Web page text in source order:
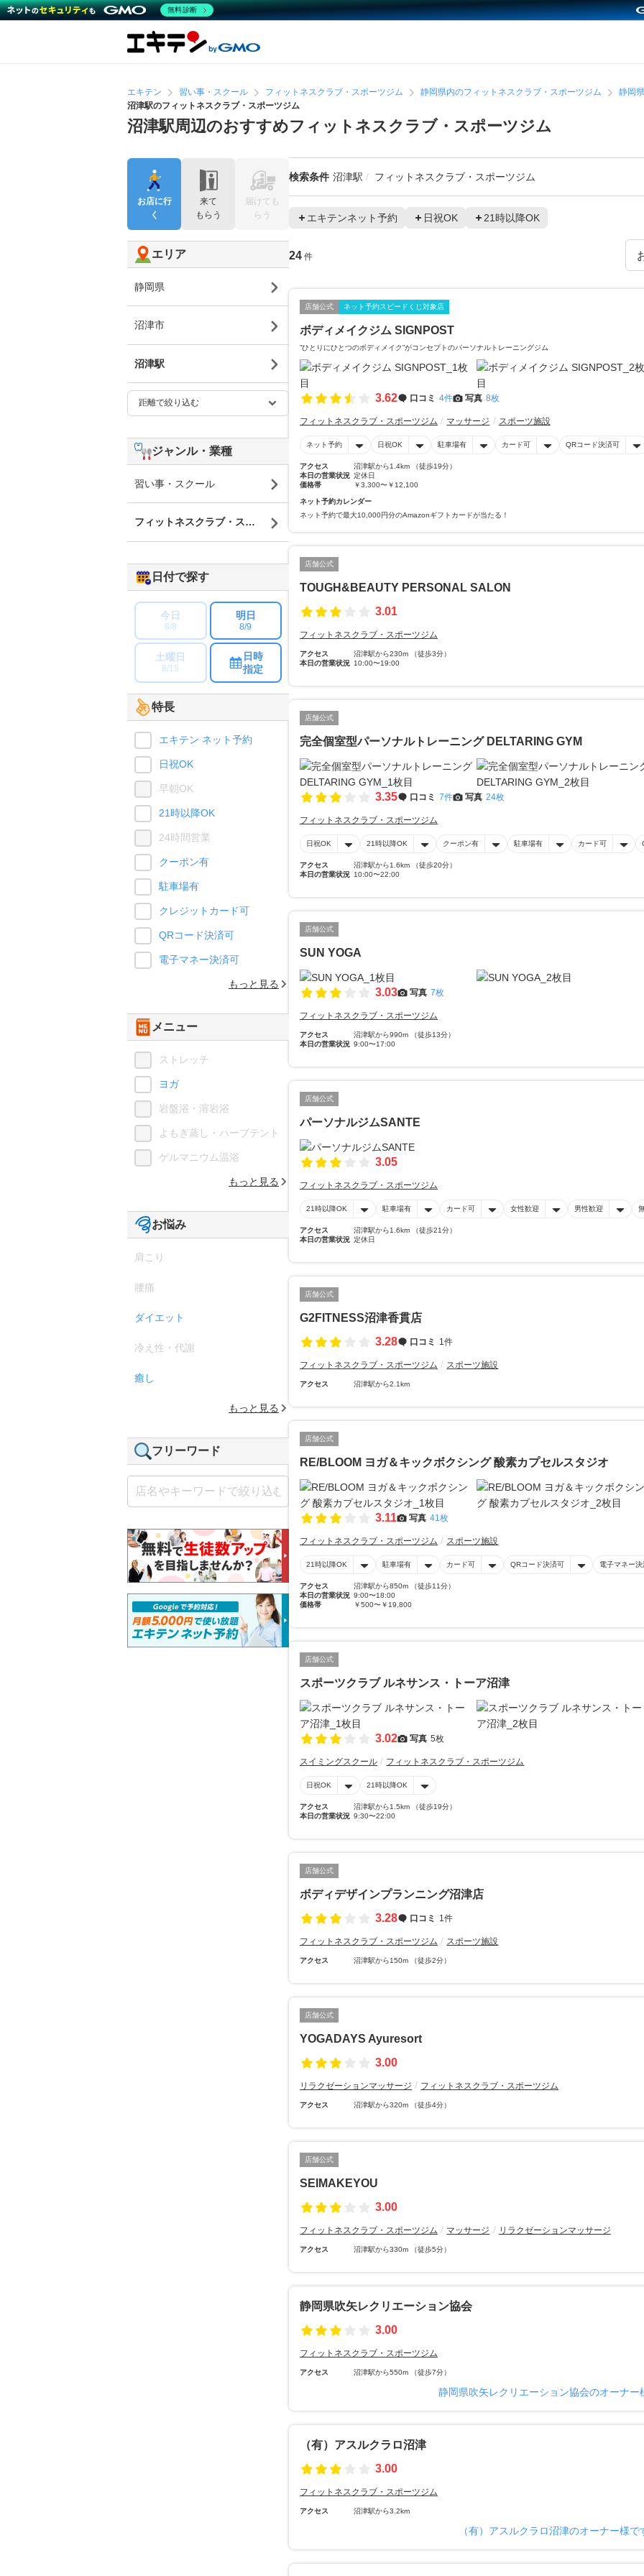
エキテン 習い事・スクール フィットネスクラブ・スポーツジム 静岡県内のフィットネスクラブ・スポーツジム
静岡
沼津駅のフィットネスクラブ・スポーツジム
沼津駅周辺のおすすめフィットネスクラブ・スポーツジム
検索条件 沼津駅 フィットネスクラブ・スポーツジム
エキテンネット予約 日祝OK 21時以降OK
24 件
店舗公式 ネット予約スピードくじ対象店
ボディメイクジム SIGNPOST
”ひとりにひとつのボディメイク”がコンセプトのパーソナルトレーニングジム
3.62 口コミ 4件 写真 8枚
フィットネスクラブ・スポーツジム マッサージ スポーツ施設
ネット予約 日祝OK 駐車場有 カード可 QRコード決済可
アクセス
沼津駅から1.4km （徒歩19分）
本日の営業状況 定休日
価格帯
￥3,300〜￥12,100
ネット予約カレンダー
ネット予約で最大10,000円分のAmazonギフトカードが当たる！
店舗公式
TOUGH&BEAUTY PERSONAL SALON
3.01
フィットネスクラブ・スポーツジム
アクセス
沼津駅から230m （徒歩3分）
本日の営業状況 10:00〜19:00
店舗公式
完全個室型パーソナルトレーニング DELTARING GYM
3.35 口コミ 7件 写真 24枚
フィットネスクラブ・スポーツジム
日祝OK 21時以降OK クーポン有 駐車場有 カード可
アクセス
沼津駅から1.6km （徒歩20分）
本日の営業状況 10:00〜22:00
店舗公式
SUN YOGA
3.03 写真 7枚
フィットネスクラブ・スポーツジム
アクセス
沼津駅から990m （徒歩13分）
本日の営業状況 9:00〜17:00
店舗公式
パーソナルジムSANTE
3.05
フィットネスクラブ・スポーツジム
21時以降OK 駐車場有 カード可 女性歓迎 男性歓迎
アクセス
沼津駅から1.6km （徒歩21分）
本日の営業状況 定休日
店舗公式
G2FITNESS沼津香貫店
3.28
口コミ 1件
フィットネスクラブ・スポーツジム スポーツ施設
アクセス 沼津駅から2.1km
店舗公式
RE/BLOOM ヨガ＆キックボクシング 酸素カプセルスタジオ
3.11 写真 41枚
フィットネスクラブ・スポーツジム スポーツ施設
21時以降OK 駐車場有 カード可 QRコード決済可 電子マネー決
アクセス
沼津駅から850m （徒歩11分）
本日の営業状況 9:00〜18:00
価格帯
￥500〜￥19,800
店舗公式
スポーツクラブ ルネサンス・トーア沼津
3.02 写真 5枚
スイミングスクール フィットネスクラブ・スポーツジム
日祝OK 21時以降OK
アクセス
沼津駅から1.5km （徒歩19分）
本日の営業状況 9:30〜22:00
店舗公式
ボディデザインプランニング沼津店
3.28
口コミ 1件
フィットネスクラブ・スポーツジム スポーツ施設
アクセス 沼津駅から150m （徒歩2分）
店舗公式
YOGADAYS Ayuresort
3.00
リラクゼーションマッサージ フィットネスクラブ・スポーツジム
アクセス 沼津駅から320m （徒歩4分）
店舗公式
SEIMAKEYOU
3.00
フィットネスクラブ・スポーツジム マッサージ リラクゼーションマッサージ
アクセス 沼津駅から330m （徒歩5分）
静岡県吹矢レクリエーション協会
3.00
フィットネスクラブ・スポーツジム
アクセス 沼津駅から550m （徒歩7分）
静岡県吹矢レクリエーション協会のオーナー
（有）アスルクラロ沼津
3.00
フィットネスクラブ・スポーツジム
アクセス 沼津駅から3.2km
（有）アスルクラロ沼津のオーナー様で
お店に行
く
来て
もらう
届けても
らう
エリア
静岡県
沼津市
沼津駅
ジャンル・業種
習い事・スクール
フィットネスクラブ・スポーツジム
日付で探す
今日
8/8
明日
8/9
土曜日
8/15
日時
指定
特長
エキテン ネット予約
日祝OK
早朝OK
21時以降OK
24時間営業
クーポン有
駐車場有
クレジットカード可
QRコード決済可
電子マネー決済可
もっと見る
メニュー
ストレッチ
ヨガ
岩盤浴・溶岩浴
よもぎ蒸し・ハーブテント
ゲルマニウム温浴
もっと見る
お悩み
肩こり
腰痛
ダイエット
冷え性・代謝
癒し
もっと見る
フリーワード
無料診断